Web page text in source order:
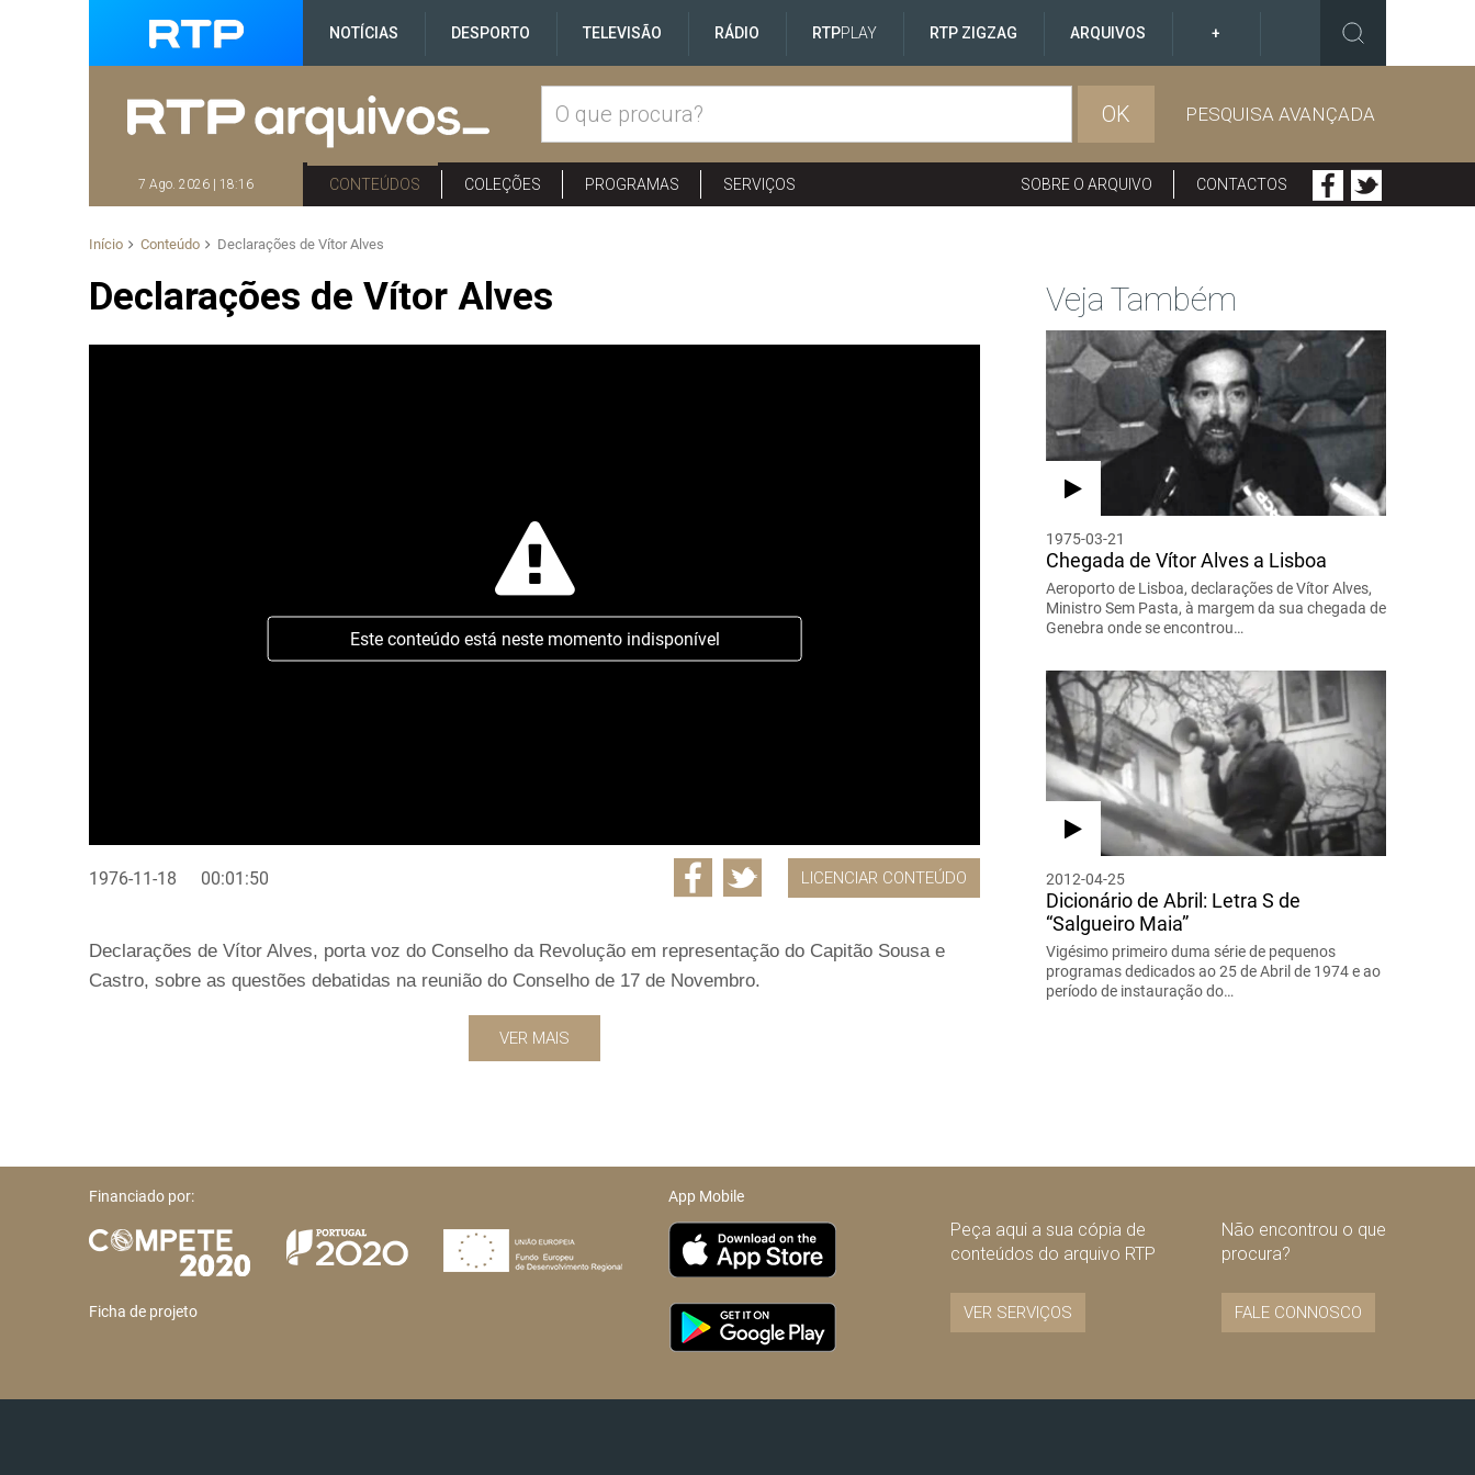
NOTÍCIAS DESPORTO TELEVISÃO RÁDIO RTPPLAY RTP ZIGZAG ARQUIVOS +
OK PESQUISA AVANÇADA
7 Ago. 2026 | 18:16 CONTEÚDOS COLEÇÕES PROGRAMAS SERVIÇOS SOBRE O ARQUIVO CONTACTOS
Início Conteúdo Declarações de Vítor Alves
Declarações de Vítor Alves
Este conteúdo está neste momento indisponível
1976-11-18 00:01:50 LICENCIAR CONTEÚDO
Declarações de Vítor Alves, porta voz do Conselho da Revolução em representação do Capitão Sousa e
Castro, sobre as questões debatidas na reunião do Conselho de 17 de Novembro.
VER MAIS
Veja Também
1975-03-21
Chegada de Vítor Alves a Lisboa
Aeroporto de Lisboa, declarações de Vítor Alves,
Ministro Sem Pasta, à margem da sua chegada de
Genebra onde se encontrou…
2012-04-25
Dicionário de Abril: Letra S de
“Salgueiro Maia”
Vigésimo primeiro duma série de pequenos
programas dedicados ao 25 de Abril de 1974 e ao
período de instauração do…
Financiado por:
Ficha de projeto
App Mobile
Peça aqui a sua cópia de
conteúdos do arquivo RTP
VER SERVIÇOS
Não encontrou o que
procura?
FALE CONNOSCO